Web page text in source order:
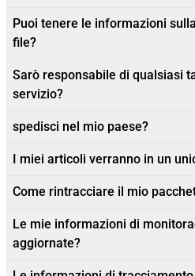
Puoi tenere le informazioni
file?
Sarò responsabile di qualsiasi
servizio?
spedisci nel mio paese?
I miei articoli verranno in un
Come rintracciare il mio
Le mie informazioni di
aggiornate?